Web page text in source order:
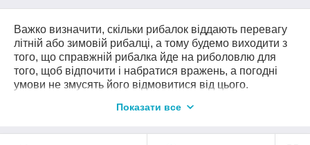
Важко визначити, скільки рибалок віддають перевагу
літній або зимовій рибалці, а тому будемо виходити з
того, що справжній рибалка йде на риболовлю для
того, щоб відпочити і набратися вражень, а погодні
умови не змусять його відмовитися від цього.
дістатися до раніше недоступних місць. При цьому,
Показати все